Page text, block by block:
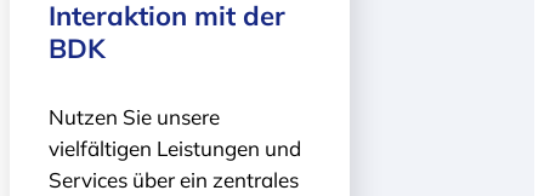
Interaktion mit der
BDK
Nutzen Sie unsere
vielfältigen Leistungen und
Services über ein zentrales